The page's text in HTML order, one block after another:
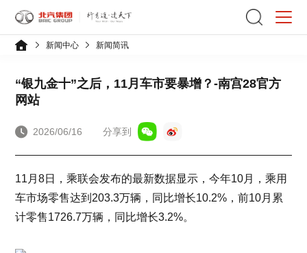
新闻中心 新闻简讯
“银九金十”之后，11月车市要暴增？-南宫28官方
网站
2026/06/16 分享到
11月8日，乘联会发布的最新数据显示，今年10月，乘用
车市场零售达到203.3万辆，同比增长10.2%，前10月累
计零售1726.7万辆，同比增长3.2%。